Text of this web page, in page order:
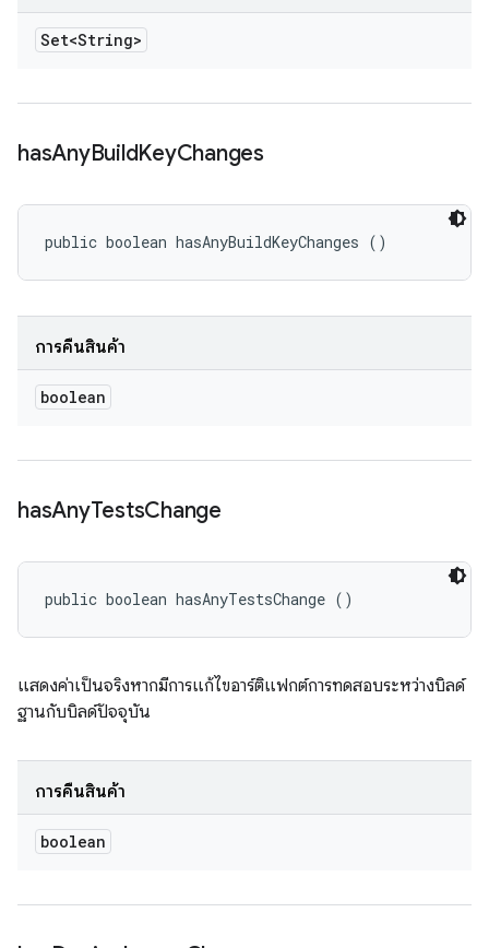
Set<String>
hasAnyBuildKeyChanges
public boolean hasAnyBuildKeyChanges ()
การคืนสินค้า
boolean
hasAnyTestsChange
public boolean hasAnyTestsChange ()
แสดงค่าเป็นจริงหากมีการแก้ไขอาร์ติแฟกต์การทดสอบระหว่างบิลด์
ฐานกับบิลด์ปัจจุบัน
การคืนสินค้า
boolean